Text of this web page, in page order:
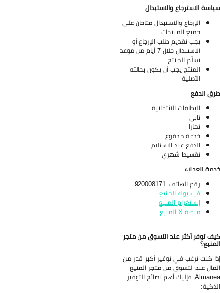
الاسترجاع والاستبدال
الإرجاع والاستبدال متاحان على
جميع المنتجات
يجب تقديم طلب الإرجاع أو
الاستبدال خلال 7 أيام من موعد
تسلّم المنتج
المنتج يجب أن يكون بحالته
الأصلية
الدفع
البطاقات الائتمانية
تابي
تمارا
خدمة مدفوع
الدفع عند الاستلام
تقسيط شهري
العملاء
رقم الهاتف: 920008171
فيسبوك المنيع
إنستغرام المنيع
منصة X المنيع
توفر أكثر عند التسوق من متجر
كنت ترغب في توفير أكبر قدر من
عند التسوق من متجر المنيع
Almanea، فإليك أهم نصائح التوفير